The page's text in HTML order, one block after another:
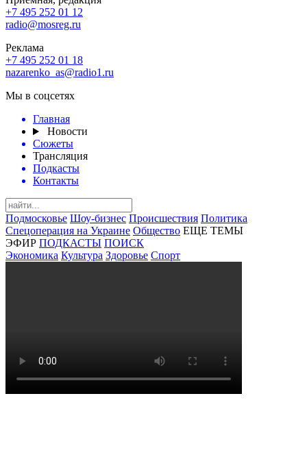
+7 495 252 01 12
radio@mosreg.ru
Реклама
+7 495 252 01 18
nazarenko_as@radio1.ru
Мы в соцсетях
Главная
Новости
Сюжеты
Трансляция
Подкасты
Контакты
Подмосковье Шоу-бизнес Происшествия Политика
Спецоперация на Украине Общество ЕЩЕ ТЕМЫ
ЭФИР ПОДКАСТЫ ПОИСК
Экономика Культура Здоровье Спорт